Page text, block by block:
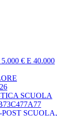
€ E 40.000
SCUOLA
SCUOLA,